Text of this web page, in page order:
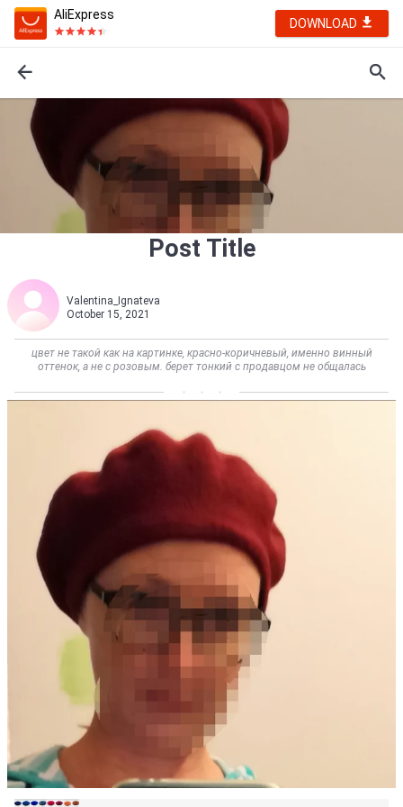
AliExpress
DOWNLOAD
Post Title
Valentina_Ignateva
October 15, 2021
цвет не такой как на картинке, красно-коричневый, именно винный
оттенок, а не с розовым. берет тонкий с продавцом не общалась